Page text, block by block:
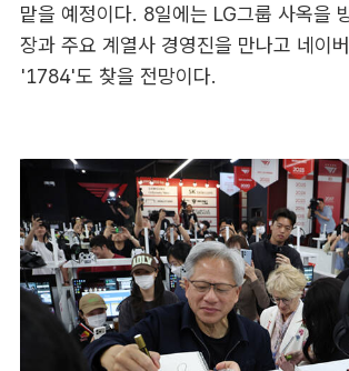
맡을 예정이다. 8일에는 LG그룹 사옥을
장과 주요 계열사 경영진을 만나고 네이
'1784'도 찾을 전망이다.